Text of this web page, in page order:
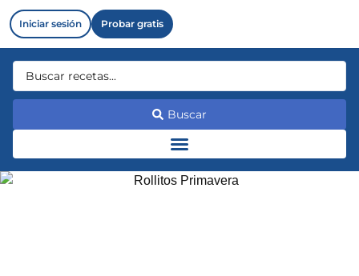
Iniciar sesión Probar gratis
Buscar